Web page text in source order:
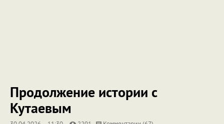
Продолжение истории с
Кутаевым